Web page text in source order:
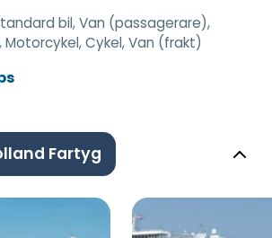
bil, Van (passagerare),
Cykel, Van (frakt)
Fartyg